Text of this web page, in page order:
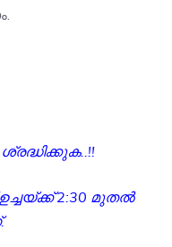
2:30 മുതൽ